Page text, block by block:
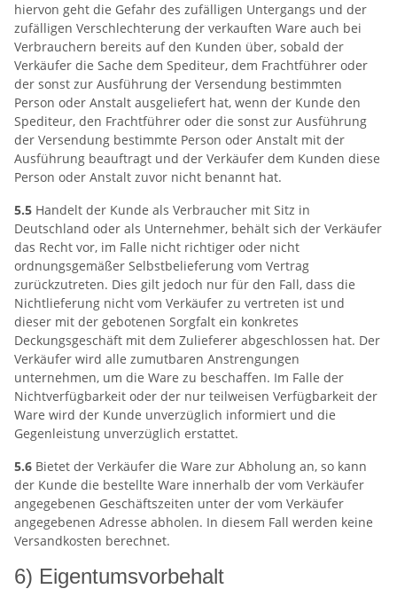
hiervon geht die Gefahr des zufälligen Untergangs und der
zufälligen Verschlechterung der verkauften Ware auch bei
Verbrauchern bereits auf den Kunden über, sobald der
Verkäufer die Sache dem Spediteur, dem Frachtführer oder
der sonst zur Ausführung der Versendung bestimmten
Person oder Anstalt ausgeliefert hat, wenn der Kunde den
Spediteur, den Frachtführer oder die sonst zur Ausführung
der Versendung bestimmte Person oder Anstalt mit der
Ausführung beauftragt und der Verkäufer dem Kunden diese
Person oder Anstalt zuvor nicht benannt hat.
5.5 Handelt der Kunde als Verbraucher mit Sitz in
Deutschland oder als Unternehmer, behält sich der Verkäufer
das Recht vor, im Falle nicht richtiger oder nicht
ordnungsgemäßer Selbstbelieferung vom Vertrag
zurückzutreten. Dies gilt jedoch nur für den Fall, dass die
Nichtlieferung nicht vom Verkäufer zu vertreten ist und
dieser mit der gebotenen Sorgfalt ein konkretes
Deckungsgeschäft mit dem Zulieferer abgeschlossen hat. Der
Verkäufer wird alle zumutbaren Anstrengungen
unternehmen, um die Ware zu beschaffen. Im Falle der
Nichtverfügbarkeit oder der nur teilweisen Verfügbarkeit der
Ware wird der Kunde unverzüglich informiert und die
Gegenleistung unverzüglich erstattet.
5.6 Bietet der Verkäufer die Ware zur Abholung an, so kann
der Kunde die bestellte Ware innerhalb der vom Verkäufer
angegebenen Geschäftszeiten unter der vom Verkäufer
angegebenen Adresse abholen. In diesem Fall werden keine
Versandkosten berechnet.
6) Eigentumsvorbehalt